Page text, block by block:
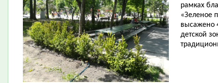
рамках
«Зеленое
высажено
детской